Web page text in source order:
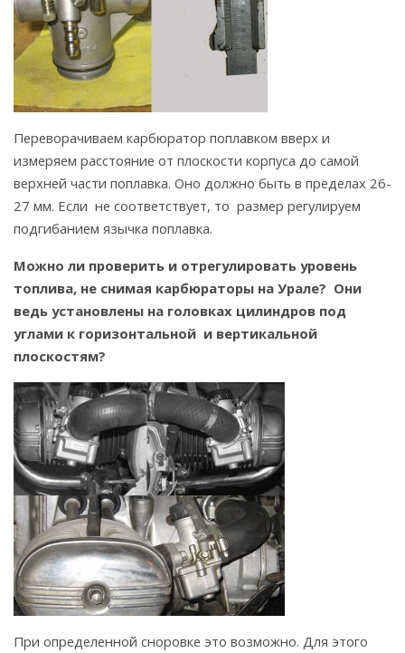
Переворачиваем карбюратор поплавком вверх и
измеряем расстояние от плоскости корпуса до самой
верхней части поплавка. Оно должно быть в пределах 26-
27 мм. Если не соответствует, то размер регулируем
подгибанием язычка поплавка.
Можно ли проверить и отрегулировать уровень
топлива, не снимая карбюраторы на Урале? Они
ведь установлены на головках цилиндров под
углами к горизонтальной и вертикальной
плоскостям?
При определенной сноровке это возможно. Для этого